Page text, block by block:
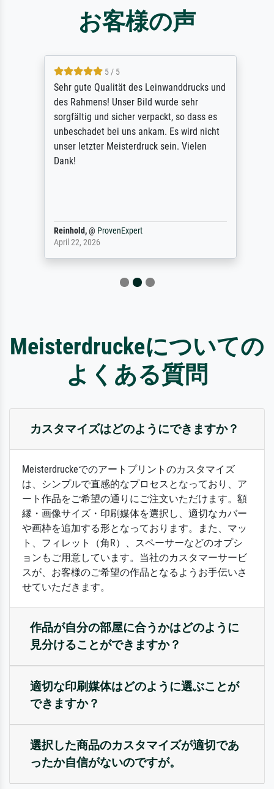
お客様の声
5 / 5
Sehr gute Qualität des Leinwanddrucks und
des Rahmens! Unser Bild wurde sehr
sorgfältig und sicher verpackt, so dass es
unbeschadet bei uns ankam. Es wird nicht
unser letzter Meisterdruck sein. Vielen
Dank!
Reinhold,@ProvenExpert
April 22, 2026
Meisterdruckeについての
よくある質問
カスタマイズはどのようにできますか？
Meisterdruckeでのアートプリントのカスタマイズ
は、シンプルで直感的なプロセスとなっており、ア
ート作品をご希望の通りにご注文いただけます。額
縁・画像サイズ・印刷媒体を選択し、適切なカバー
や画枠を追加する形となっております。また、マッ
ト、フィレット（角R）、スペーサーなどのオプシ
ョンもご用意しています。当社のカスタマーサービ
スが、お客様のご希望の作品となるようお手伝いさ
せていただきます。
作品が自分の部屋に合うかはどのように
見分けることができますか？
適切な印刷媒体はどのように選ぶことが
できますか？
選択した商品のカスタマイズが適切であ
ったか自信がないのですが。